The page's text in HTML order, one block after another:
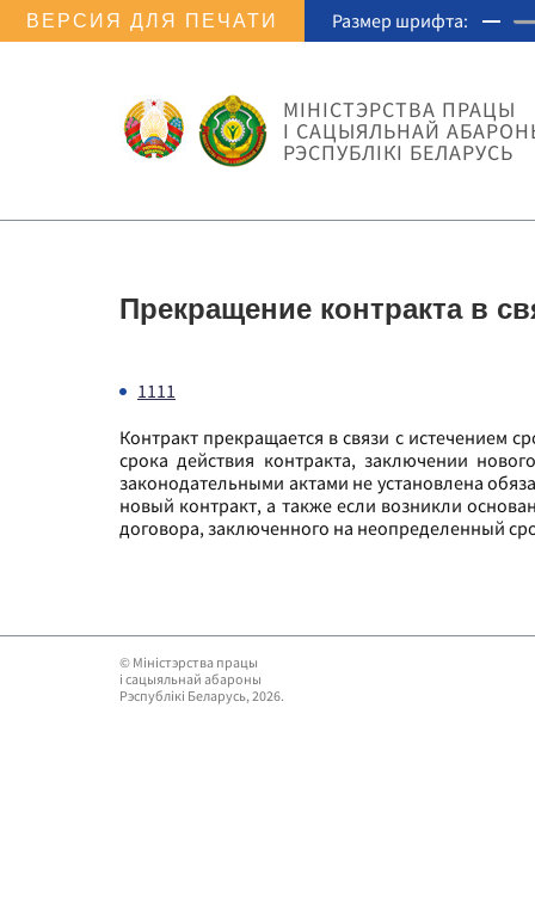
ВЕРСИЯ ДЛЯ ПЕЧАТИ Размер шрифта:
МIНIСТЭРСТВА ПРАЦЫ
I САЦЫЯЛЬНАЙ
РЭСПУБЛІКІ БЕЛАРУСЬ
Прекращение контракта в
1111
Контракт прекращается в связи с истечением
срока действия контракта, заключении
законодательными актами не установлена
новый контракт, а также если возникли
договора, заключенного на неопределенный
© Мiнiстэрства працы
i сацыяльнай абароны
Рэспублікі Беларусь, 2026.